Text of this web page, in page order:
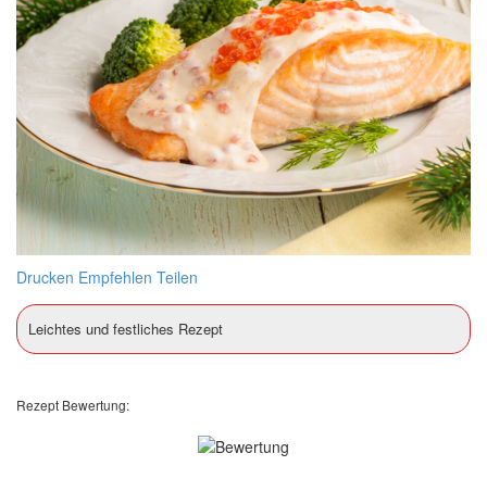
Drucken Empfehlen Teilen
Leichtes und festliches Rezept
Rezept Bewertung: